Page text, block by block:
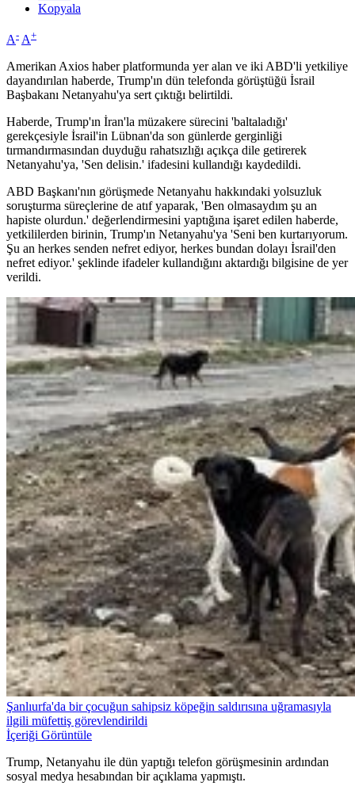
Kopyala
A- A+
Amerikan Axios haber platformunda yer alan ve iki ABD'li yetkiliye
dayandırılan haberde, Trump'ın dün telefonda görüştüğü İsrail
Başbakanı Netanyahu'ya sert çıktığı belirtildi.
Haberde, Trump'ın İran'la müzakere sürecini 'baltaladığı'
gerekçesiyle İsrail'in Lübnan'da son günlerde gerginliği
tırmandırmasından duyduğu rahatsızlığı açıkça dile getirerek
Netanyahu'ya, 'Sen delisin.' ifadesini kullandığı kaydedildi.
ABD Başkanı'nın görüşmede Netanyahu hakkındaki yolsuzluk
soruşturma süreçlerine de atıf yaparak, 'Ben olmasaydım şu an
hapiste olurdun.' değerlendirmesini yaptığına işaret edilen haberde,
yetkililerden birinin, Trump'ın Netanyahu'ya 'Seni ben kurtarıyorum.
Şu an herkes senden nefret ediyor, herkes bundan dolayı İsrail'den
nefret ediyor.' şeklinde ifadeler kullandığını aktardığı bilgisine de yer
verildi.
Şanlıurfa'da bir çocuğun sahipsiz köpeğin saldırısına uğramasıyla
ilgili müfettiş görevlendirildi
İçeriği Görüntüle
Trump, Netanyahu ile dün yaptığı telefon görüşmesinin ardından
sosyal medya hesabından bir açıklama yapmıştı.